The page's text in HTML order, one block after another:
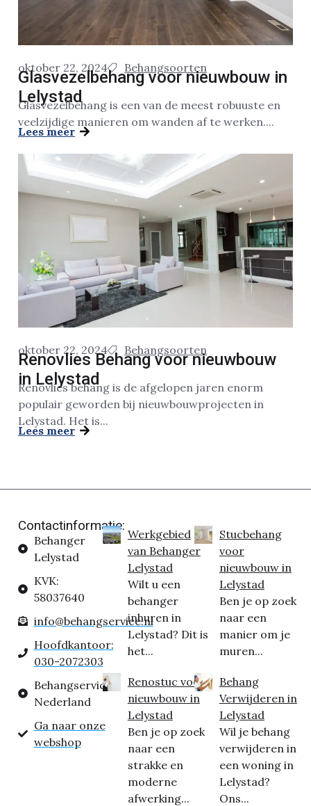
oktober 22, 2024 Behangsoorten
Glasvezelbehang voor nieuwbouw in
Lelystad
Glasvezelbehang is een van de meest robuuste en
veelzijdige manieren om wanden af te werken....
Lees meer
oktober 22, 2024 Behangsoorten
Renovlies Behang voor nieuwbouw
in Lelystad
Renovlies behang is de afgelopen jaren enorm
populair geworden bij nieuwbouwprojecten in
Lelystad. Het is...
Lees meer
Contactinformatie:
Behanger
Lelystad
KVK:
58037640
info@behangservice.nl
Hoofdkantoor:
030-2072303
Behangservice
Nederland
Ga naar onze
webshop
Werkgebied
van Behanger
Lelystad
Wilt u een
behanger
inhuren in
Lelystad? Dit is
het...
Renostuc voor
nieuwbouw in
Lelystad
Ben je op zoek
naar een
strakke en
moderne
afwerking...
Stucbehang
voor
nieuwbouw in
Lelystad
Ben je op zoek
naar een
manier om je
muren...
Behang
Verwijderen in
Lelystad
Wil je behang
verwijderen in
een woning in
Lelystad?
Ons...